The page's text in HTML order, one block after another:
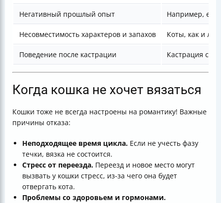
Негативный прошлый опыт Например,
Несовместимость характеров и запахов Коты, как и
Поведение после кастрации Кастрация
Когда кошка не хочет вязаться
Кошки тоже не всегда настроены на романтику! Важные
причины отказа:
Неподходящее время цикла. Если не учесть фазу
течки, вязка не состоится.
Стресс от переезда. Переезд и новое место могут
вызвать у кошки стресс, из-за чего она будет
отвергать кота.
Проблемы со здоровьем и гормонами.